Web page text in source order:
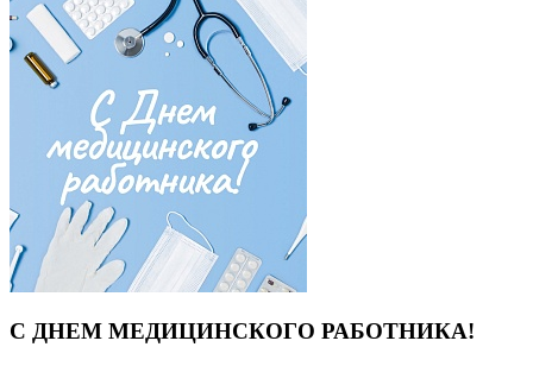
С ДНЕМ МЕДИЦИНСКОГО РАБОТНИКА!